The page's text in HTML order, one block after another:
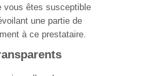
vous êtes susceptible
une partie de
à ce prestataire.